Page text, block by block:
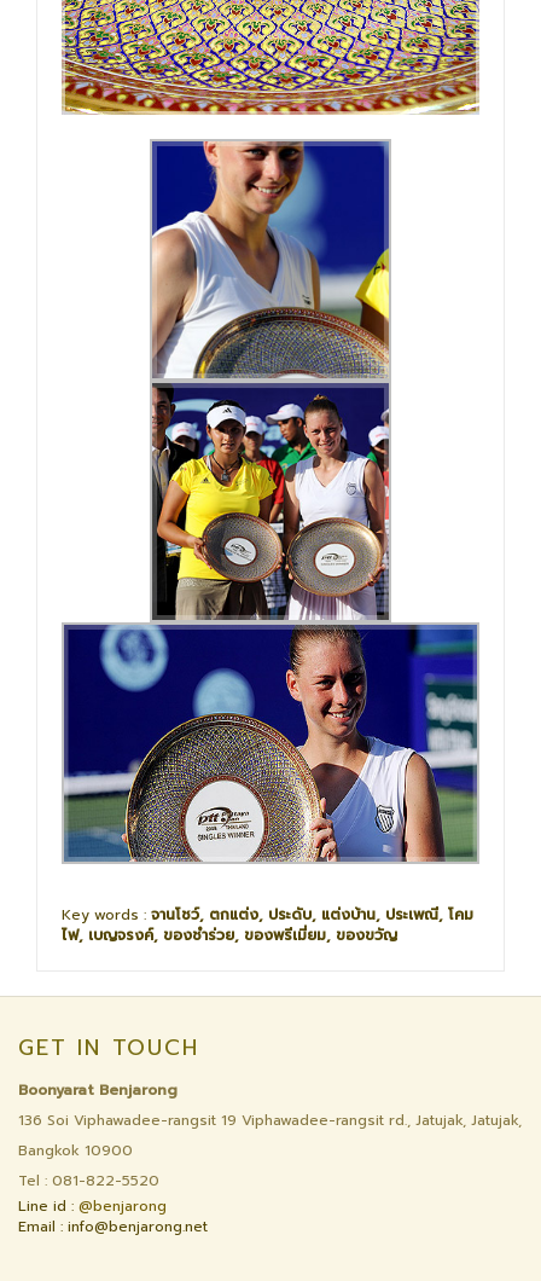
Key words : จานโชว์, ตกแต่ง, ประดับ, แต่งบ้าน, ประเพณี, โคม
ไฟ, เบญจรงค์, ของชำร่วย, ของพรีเมี่ยม, ของขวัญ
GET IN TOUCH
Boonyarat Benjarong
136 Soi Viphawadee-rangsit 19 Viphawadee-rangsit rd., Jatujak, Jatujak,
Bangkok 10900
Tel : 081-822-5520
Line id : @benjarong
Email : info@benjarong.net